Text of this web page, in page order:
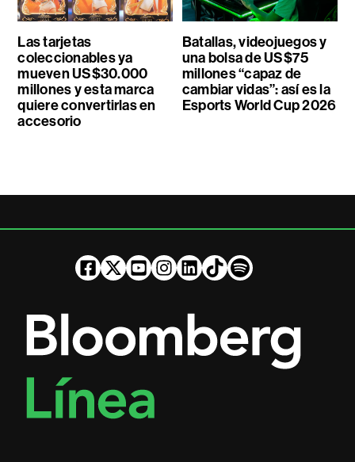
Las tarjetas
coleccionables ya
mueven US$30.000
millones y esta marca
quiere convertirlas en
accesorio
Batallas, videojuegos y
una bolsa de US$75
millones “capaz de
cambiar vidas”: así es la
Esports World Cup 2026